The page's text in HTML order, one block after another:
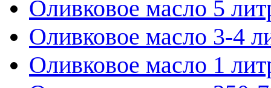
Оливковое масло 5
Оливковое масло 3-4
Оливковое масло 1